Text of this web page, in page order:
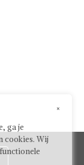
×
ga je
cookies. Wij